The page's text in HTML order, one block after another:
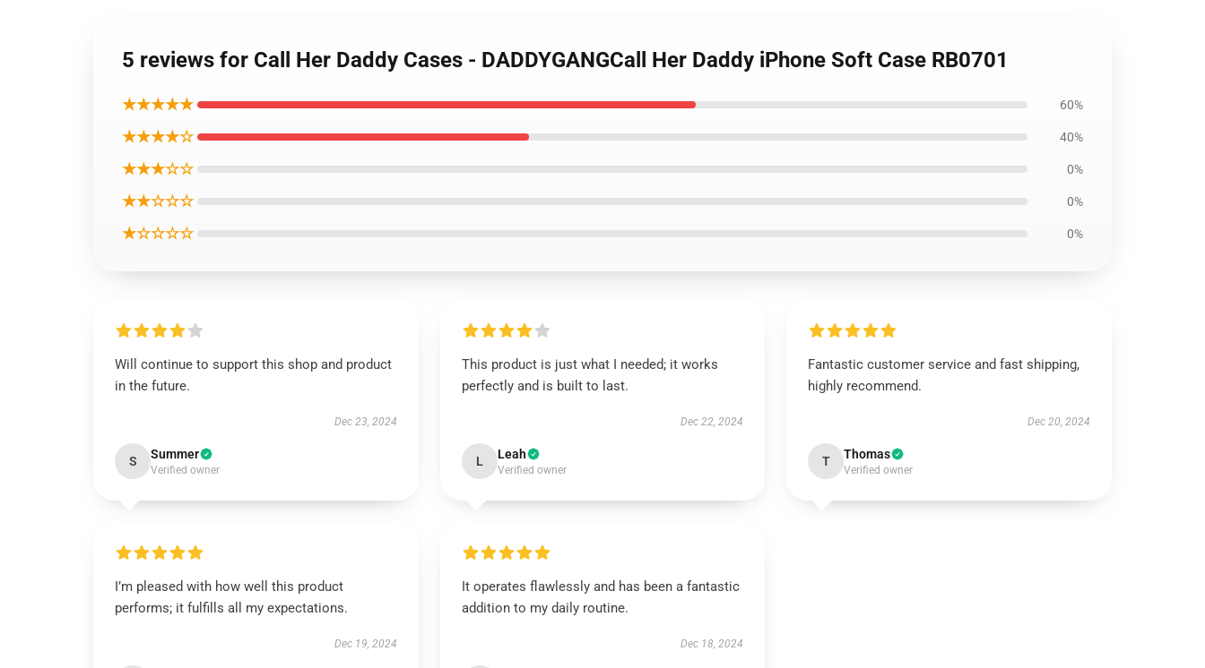
5 reviews for Call Her Daddy Cases - DADDYGANGCall Her Daddy iPhone Soft Case RB0701
★★★★★ 60%
★★★★☆ 40%
★★★☆☆ 0%
★★☆☆☆ 0%
★☆☆☆☆ 0%
Will continue to support this shop and product
in the future.
Dec 23, 2024
S Summer
Verified owner
This product is just what I needed; it works
perfectly and is built to last.
Dec 22, 2024
L Leah
Verified owner
Fantastic customer service and fast shipping,
highly recommend.
Dec 20, 2024
T Thomas
Verified owner
I’m pleased with how well this product
performs; it fulfills all my expectations.
Dec 19, 2024
It operates flawlessly and has been a fantastic
addition to my daily routine.
Dec 18, 2024